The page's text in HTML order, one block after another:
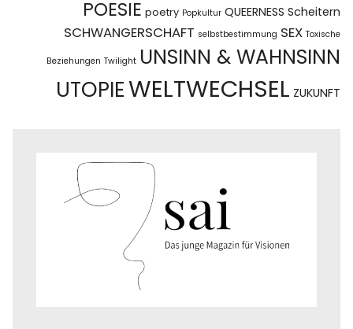
POESIE poetry Popkultur QUEERNESS Scheitern
SCHWANGERSCHAFT selbstbestimmung SEX Toxische
Beziehungen Twilight UNSINN & WAHNSINN
UTOPIEWELTWECHSEL ZUKUNFT